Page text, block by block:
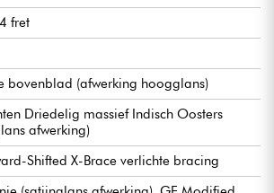
fret
bovenblad (afwerking hoogglans)
Driedelig massief Indisch Oosters
afwerking)
Shifted X-Brace verlichte bracing